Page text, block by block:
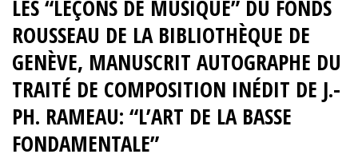
LES “LEÇONS DE MUSIQUE” DU FONDS
ROUSSEAU DE LA BIBLIOTHÈQUE DE
GENÈVE, MANUSCRIT AUTOGRAPHE DU
TRAITÉ DE COMPOSITION INÉDIT DE J.-
PH. RAMEAU: “L’ART DE LA BASSE
FONDAMENTALE”